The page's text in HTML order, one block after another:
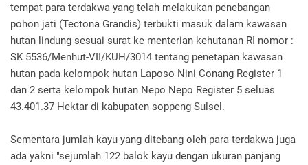
tempat para terdakwa yang telah melakukan penebangan
pohon jati (Tectona Grandis) terbukti masuk dalam kawasan
hutan lindung sesuai surat ke menterian kehutanan RI nomor :
SK 5536/Menhut-VII/KUH/3014 tentang penetapan kawasan
hutan pada kelompok hutan Laposo Nini Conang Register 1
dan 2 serta kelompok hutan Nepo Nepo Register 5 seluas
43.401.37 Hektar di kabupaten soppeng Sulsel.
Sementara jumlah kayu yang ditebang oleh para terdakwa juga
ada yakni "sejumlah 122 balok kayu dengan ukuran panjang